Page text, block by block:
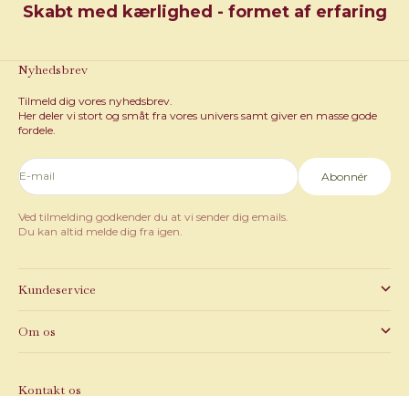
Skabt med kærlighed - formet af erfaring
Nyhedsbrev
Tilmeld dig vores nyhedsbrev.
Her deler vi stort og småt fra vores univers samt giver en masse gode
fordele.
E-mail Abonnér
Ved tilmelding godkender du at vi sender dig emails.
Du kan altid melde dig fra igen.
Kundeservice
Om os
Kontakt os